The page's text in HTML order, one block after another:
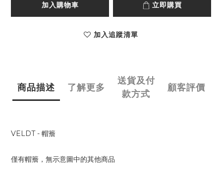
加入購物車 立即購買
加入追蹤清單
商品描述 了解更多
送貨及付
款方式
顧客評價
VELDT - 帽簷
僅有帽簷，無示意圖中的其他商品